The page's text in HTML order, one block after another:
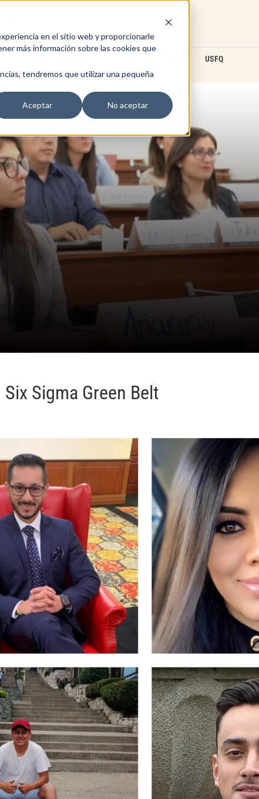
en el sitio web y proporcionarle
más información sobre las cookies que
tendremos que utilizar una pequeña
Aceptar
No aceptar
USFQ
Sigma Green Belt